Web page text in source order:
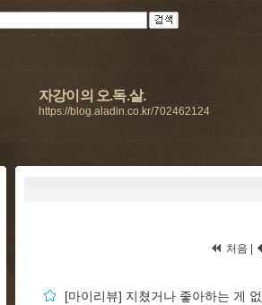
자강이의 오.독.살.
https://blog.aladin.co.kr/702462124
처음 |
[마이리뷰] 지쳤거나 좋아하는 게